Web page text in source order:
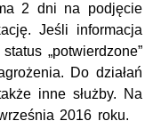
2 dni na podjęcie
Jeśli informacja
„potwierdzone”
Do działań
inne służby. Na
2016 roku.